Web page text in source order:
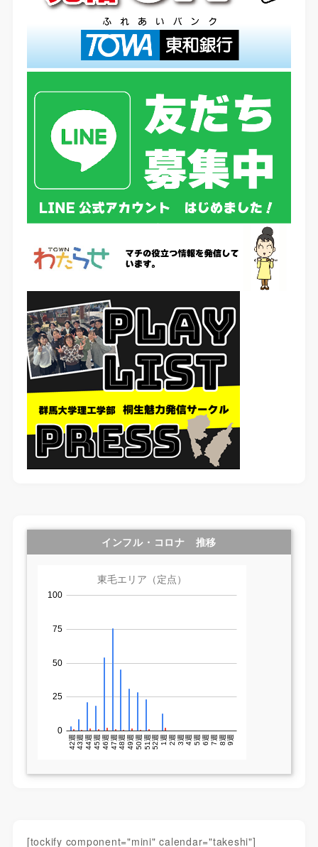
インフル・コロナ 推移
[tockify component="mini" calendar="takeshi"]